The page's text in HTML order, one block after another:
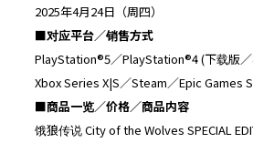
2025年4月24日（周四）
■对应平台／销售方式
PlayStation®5／PlayStation®4 (下载版
Xbox Series X|S／Steam／Epic
■商品一览／价格／商品内容
饿狼传说 City of the Wolves SPECIAL